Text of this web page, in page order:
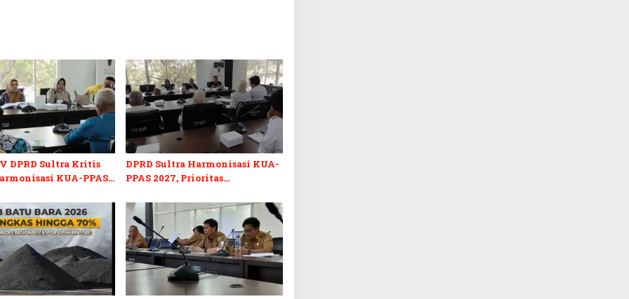
DPRD Sultra Kritis
KUA-PPAS
DPRD Sultra Harmonisasi KUA-
PPAS 2027, Prioritas
Pelunasan Utang Infrastruktur